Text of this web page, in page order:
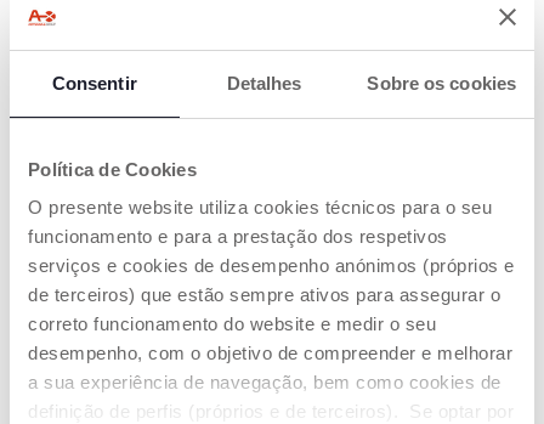
Consentir Detalhes Sobre os cookies
Política de Cookies
O presente website utiliza cookies técnicos para o seu
funcionamento e para a prestação dos respetivos
serviços e cookies de desempenho anónimos (próprios e
de terceiros) que estão sempre ativos para assegurar o
correto funcionamento do website e medir o seu
desempenho, com o objetivo de compreender e melhorar
a sua experiência de navegação, bem como cookies de
definição de perfis (próprios e de terceiros). Se optar por
Encontre uma loja
OS NOSSOS CONSELHOS